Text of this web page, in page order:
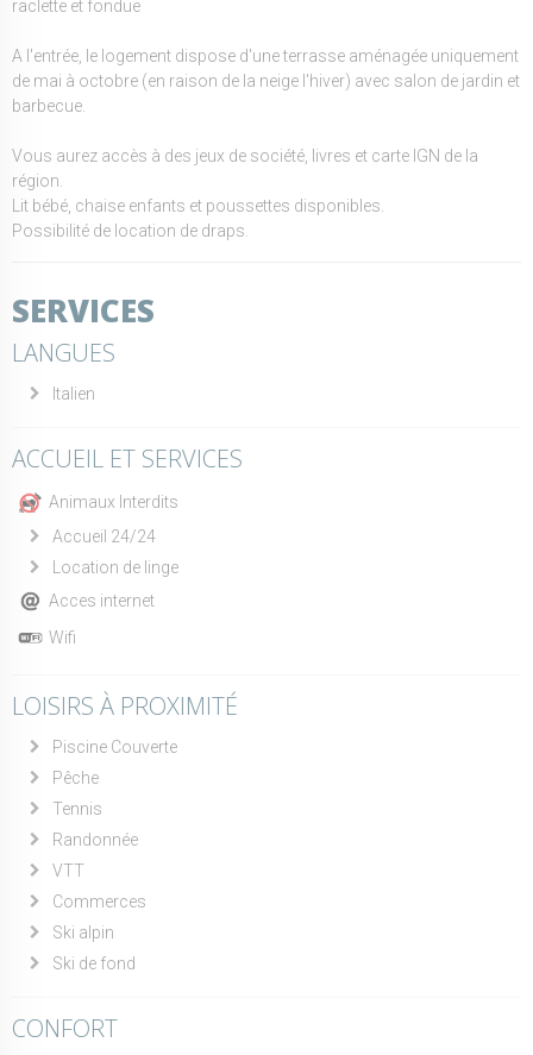
raclette et fondue
A l'entrée, le logement dispose d'une terrasse aménagée uniquement
de mai à octobre (en raison de la neige l'hiver) avec salon de jardin et
barbecue.
Vous aurez accès à des jeux de société, livres et carte IGN de la
région.
Lit bébé, chaise enfants et poussettes disponibles.
Possibilité de location de draps.
SERVICES
LANGUES
Italien
ACCUEIL ET SERVICES
Animaux Interdits
Accueil 24/24
Location de linge
Acces internet
Wifi
LOISIRS À PROXIMITÉ
Piscine Couverte
Pêche
Tennis
Randonnée
VTT
Commerces
Ski alpin
Ski de fond
CONFORT